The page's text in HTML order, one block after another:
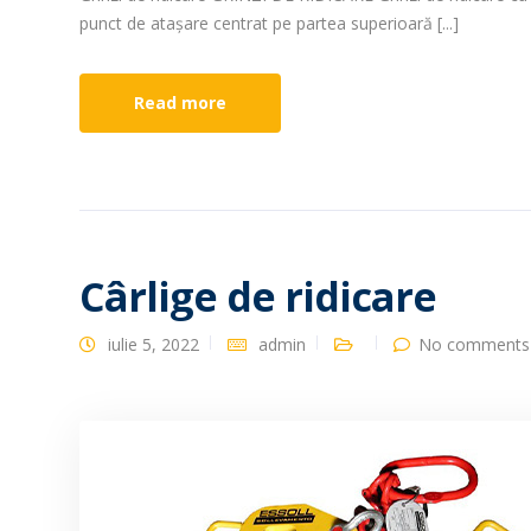
punct de atașare centrat pe partea superioară [...]
Read more
Cârlige de ridicare
iulie 5, 2022 admin No